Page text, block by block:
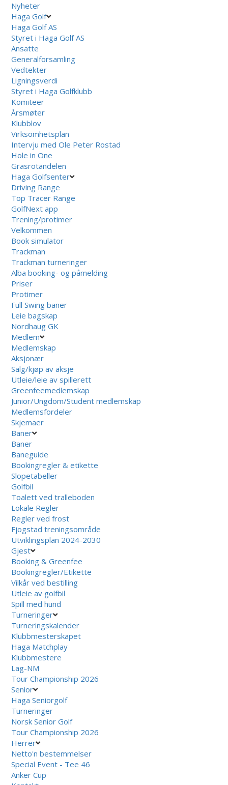
Nyheter
Haga Golf
Haga Golf AS
Styret i Haga Golf AS
Ansatte
Generalforsamling
Vedtekter
Ligningsverdi
Styret i Haga Golfklubb
Komiteer
Årsmøter
Klubblov
Virksomhetsplan
Intervju med Ole Peter Rostad
Hole in One
Grasrotandelen
Haga Golfsenter
Driving Range
Top Tracer Range
GolfNext app
Trening/protimer
Velkommen
Book simulator
Trackman
Trackman turneringer
Alba booking- og påmelding
Priser
Protimer
Full Swing baner
Leie bagskap
Nordhaug GK
Medlem
Medlemskap
Aksjonær
Salg/kjøp av aksje
Utleie/leie av spillerett
Greenfeemedlemskap
Junior/Ungdom/Student medlemskap
Medlemsfordeler
Skjemaer
Baner
Baner
Baneguide
Bookingregler & etikette
Slopetabeller
Golfbil
Toalett ved tralleboden
Lokale Regler
Regler ved frost
Fjogstad treningsområde
Utviklingsplan 2024-2030
Gjest
Booking & Greenfee
Bookingregler/Etikette
Vilkår ved bestilling
Utleie av golfbil
Spill med hund
Turneringer
Turneringskalender
Klubbmesterskapet
Haga Matchplay
Klubbmestere
Lag-NM
Tour Championship 2026
Senior
Haga Seniorgolf
Turneringer
Norsk Senior Golf
Tour Championship 2026
Herrer
Netto'n bestemmelser
Special Event - Tee 46
Anker Cup